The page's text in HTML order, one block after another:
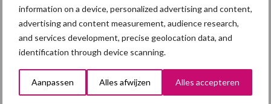
information on a device, personalized advertising and content,
advertising and content measurement, audience research,
and services development, precise geolocation data, and
identification through device scanning.
Aanpassen Alles afwijzen Alles accepteren
Europese Commissie stelt
veehouderijstrategie vast:
op naar een sterke,
winstgevende en
toekomstbestendige sector